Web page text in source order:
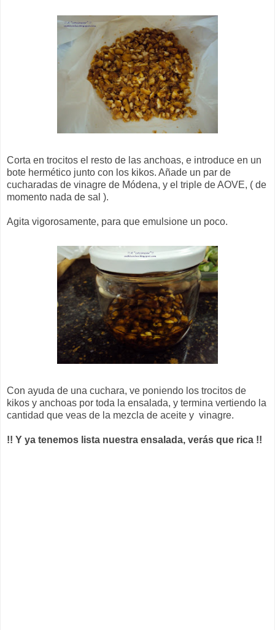
Corta en trocitos el resto de las anchoas, e introduce en un
bote hermético junto con los kikos. Añade un par de
cucharadas de vinagre de Módena, y el triple de AOVE, ( de
momento nada de sal ).
Agita vigorosamente, para que emulsione un poco.
Con ayuda de una cuchara, ve poniendo los trocitos de
kikos y anchoas por toda la ensalada, y termina vertiendo la
cantidad que veas de la mezcla de aceite y vinagre.
!! Y ya tenemos lista nuestra ensalada, verás que rica !!